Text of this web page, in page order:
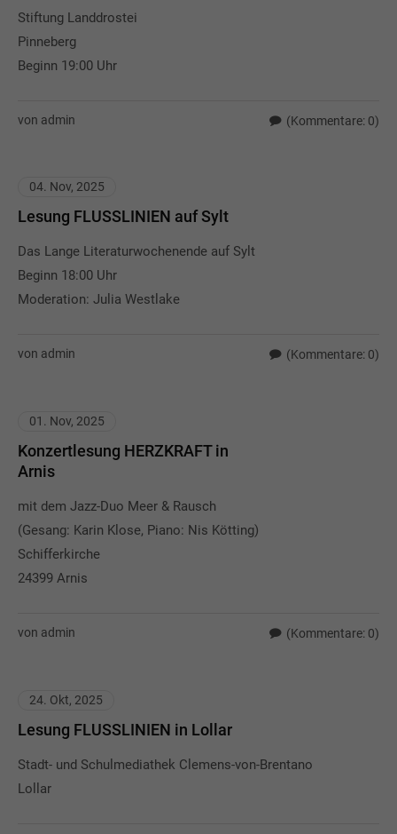
Stiftung Landdrostei
Pinneberg
Beginn 19:00 Uhr
von admin (Kommentare: 0)
04. Nov, 2025
Lesung FLUSSLINIEN auf Sylt
Das Lange Literaturwochenende auf Sylt
Beginn 18:00 Uhr
Moderation: Julia Westlake
von admin (Kommentare: 0)
01. Nov, 2025
Konzertlesung HERZKRAFT in
Arnis
mit dem Jazz-Duo Meer & Rausch
(Gesang: Karin Klose, Piano: Nis Kötting)
Schifferkirche
24399 Arnis
von admin (Kommentare: 0)
24. Okt, 2025
Lesung FLUSSLINIEN in Lollar
Stadt- und Schulmediathek Clemens-von-Brentano
Lollar